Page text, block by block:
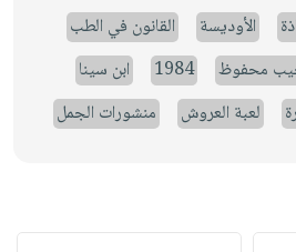
الأوديسة
القانون في الطب
محفوظ 1984
ابن سينا
لعبة العروش منشورات الجمل